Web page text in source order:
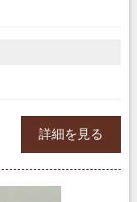
詳細を見る